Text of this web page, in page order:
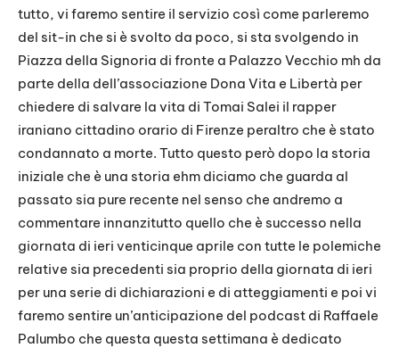
tutto, vi faremo sentire il servizio così come parleremo
del sit-in che si è svolto da poco, si sta svolgendo in
Piazza della Signoria di fronte a Palazzo Vecchio mh da
parte della dell’associazione Dona Vita e Libertà per
chiedere di salvare la vita di Tomai Salei il rapper
iraniano cittadino orario di Firenze peraltro che è stato
condannato a morte. Tutto questo però dopo la storia
iniziale che è una storia ehm diciamo che guarda al
passato sia pure recente nel senso che andremo a
commentare innanzitutto quello che è successo nella
giornata di ieri venticinque aprile con tutte le polemiche
relative sia precedenti sia proprio della giornata di ieri
per una serie di dichiarazioni e di atteggiamenti e poi vi
faremo sentire un’anticipazione del podcast di Raffaele
Palumbo che questa questa settimana è dedicato